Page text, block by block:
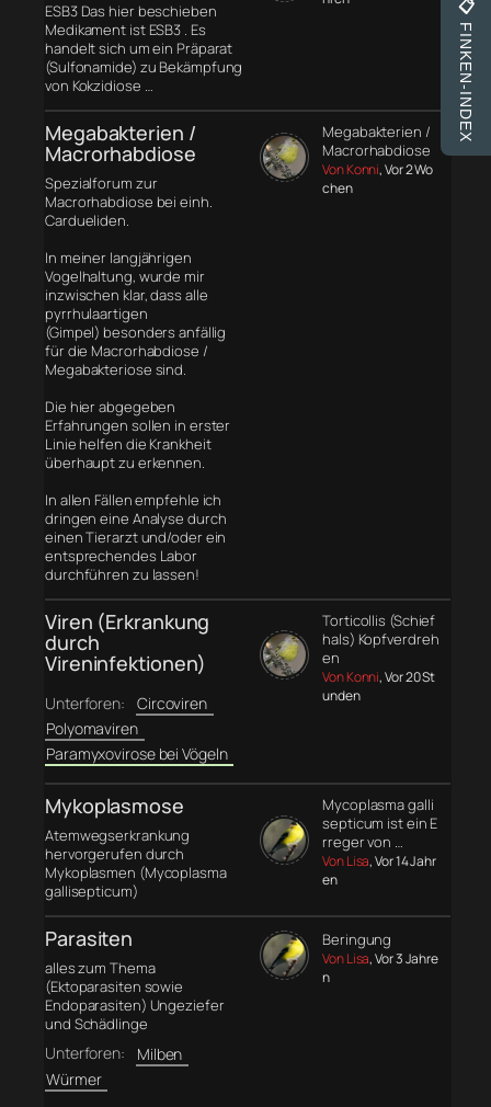
ESB3 Das hier beschieben
Medikament ist ESB3 . Es
handelt sich um ein Präparat
(Sulfonamide) zu Bekämpfung
von Kokzidiose …
Megabakterien /
Macrorhabdiose
Spezialforum zur
Macrorhabdiose bei einh.
Cardueliden.
In meiner langjährigen
Vogelhaltung, wurde mir
inzwischen klar, dass alle
pyrrhulaartigen
(Gimpel) besonders anfällig
für die Macrorhabdiose /
Megabakteriose sind.
Die hier abgegeben
Erfahrungen sollen in erster
Linie helfen die Krankheit
überhaupt zu erkennen.
In allen Fällen empfehle ich
dringen eine Analyse durch
einen Tierarzt und/oder ein
entsprechendes Labor
durchführen zu lassen!
Megabakterien /
Macrorhabdiose
Von Konni, Vor 2 Wo
chen
Viren (Erkrankung
durch
Vireninfektionen)
Unterforen:
Circoviren
Polyomaviren
Paramyxovirose bei Vögeln
Torticollis (Schief
hals) Kopfverdreh
en
Von Konni, Vor 20 St
unden
Mykoplasmose
Atemwegserkrankung
hervorgerufen durch
Mykoplasmen (Mycoplasma
gallisepticum)
Mycoplasma galli
septicum ist ein E
rreger von …
Von Lisa, Vor 14 Jahr
en
Parasiten
alles zum Thema
(Ektoparasiten sowie
Endoparasiten) Ungeziefer
und Schädlinge
Unterforen:
Milben
Würmer
Beringung
Von Lisa, Vor 3 Jahre
n
📋
FINKEN-INDEX